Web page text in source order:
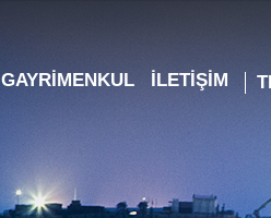
GAYRIMENKUL İLETIŞIM